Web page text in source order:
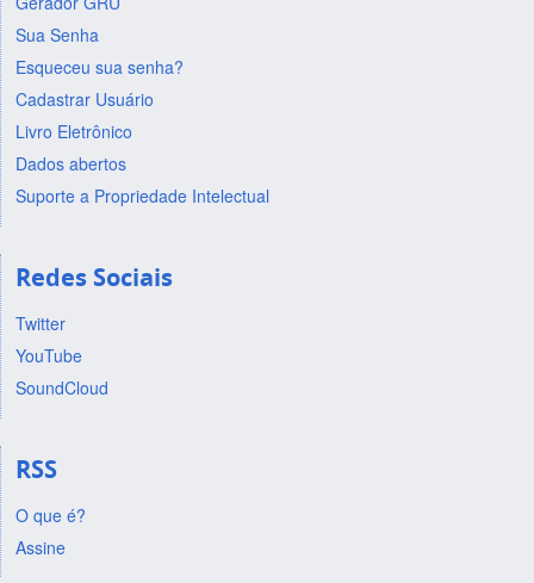
Sua Senha
Esqueceu sua senha?
Cadastrar Usuário
Livro Eletrônico
Dados abertos
Suporte a Propriedade Intelectual
Redes Sociais
Twitter
YouTube
SoundCloud
RSS
O que é?
Assine